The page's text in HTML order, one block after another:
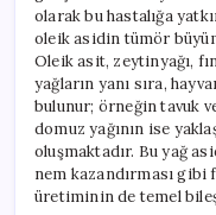
olarak bu hastalığa
oleik asidin tümör
Oleik asit, zeytinyağı,
yağların yanı sıra,
bulunur; örneğin tavuk
domuz yağının ise
oluşmaktadır. Bu yağ
nem kazandırması
üretiminin de temel